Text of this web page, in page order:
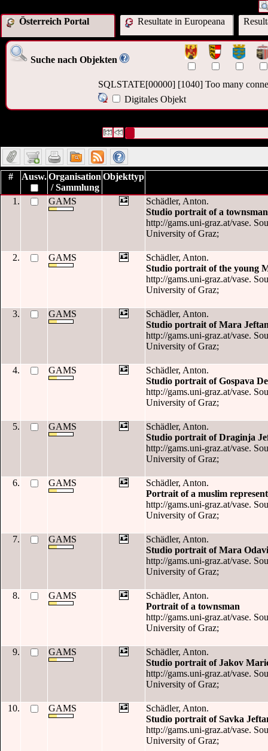
Österreich Portal Resultate in Europeana
Suche nach Objekten
SQLSTATE[00000] [1040] Too many
Digitales Objekt
# Ausw.Organisation
/ Sammlung
Objekttyp
1. GAMS
Schädler, Anton.
Studio portrait of a townsman
http://gams.uni-graz.at/vase.
University of Graz;
2. GAMS
Schädler, Anton.
Studio portrait of the young
http://gams.uni-graz.at/vase.
University of Graz;
3. GAMS
Schädler, Anton.
Studio portrait of Mara
http://gams.uni-graz.at/vase.
University of Graz;
4. GAMS
Schädler, Anton.
Studio portrait of Gospava
http://gams.uni-graz.at/vase.
University of Graz;
5. GAMS
Schädler, Anton.
Studio portrait of Draginja
http://gams.uni-graz.at/vase.
University of Graz;
6. GAMS
Schädler, Anton.
Portrait of a muslim
http://gams.uni-graz.at/vase.
University of Graz;
7. GAMS
Schädler, Anton.
Studio portrait of Mara
http://gams.uni-graz.at/vase.
University of Graz;
8. GAMS
Schädler, Anton.
Portrait of a townsman
http://gams.uni-graz.at/vase.
University of Graz;
9. GAMS
Schädler, Anton.
Studio portrait of Jakov
http://gams.uni-graz.at/vase.
University of Graz;
10. GAMS
Schädler, Anton.
Studio portrait of Savka
http://gams.uni-graz.at/vase.
University of Graz;